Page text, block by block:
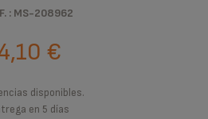
: MS-208962
€
disponibles.
en 5 días